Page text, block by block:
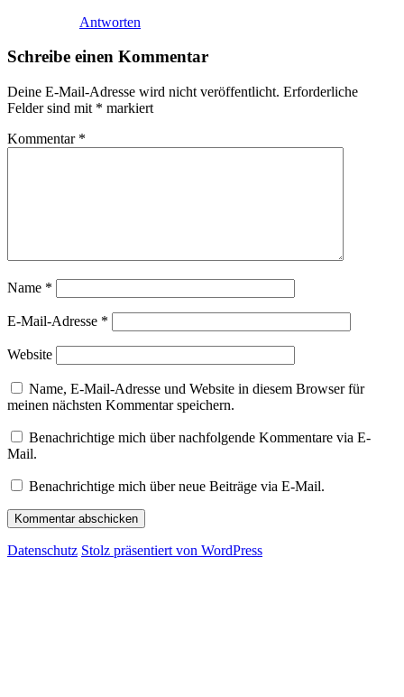
Antworten
Schreibe einen Kommentar
Deine E-Mail-Adresse wird nicht veröffentlicht. Erforderliche
Felder sind mit * markiert
Kommentar *
Name *
E-Mail-Adresse *
Website
Name, E-Mail-Adresse und Website in diesem Browser für
meinen nächsten Kommentar speichern.
Benachrichtige mich über nachfolgende Kommentare via E-
Mail.
Benachrichtige mich über neue Beiträge via E-Mail.
Datenschutz Stolz präsentiert von WordPress